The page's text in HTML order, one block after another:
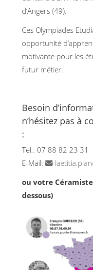
d’Angers (49).
Ces Olympiades
opportunité
motivante pour les
futur métier.
Besoin
n’hésitez pas à
:
Tel.: 07 88 82 23 31
E-Mail:
ou votre
dessous)